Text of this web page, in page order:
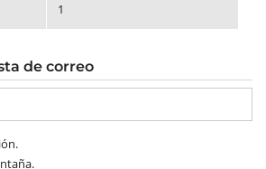
1
de correo